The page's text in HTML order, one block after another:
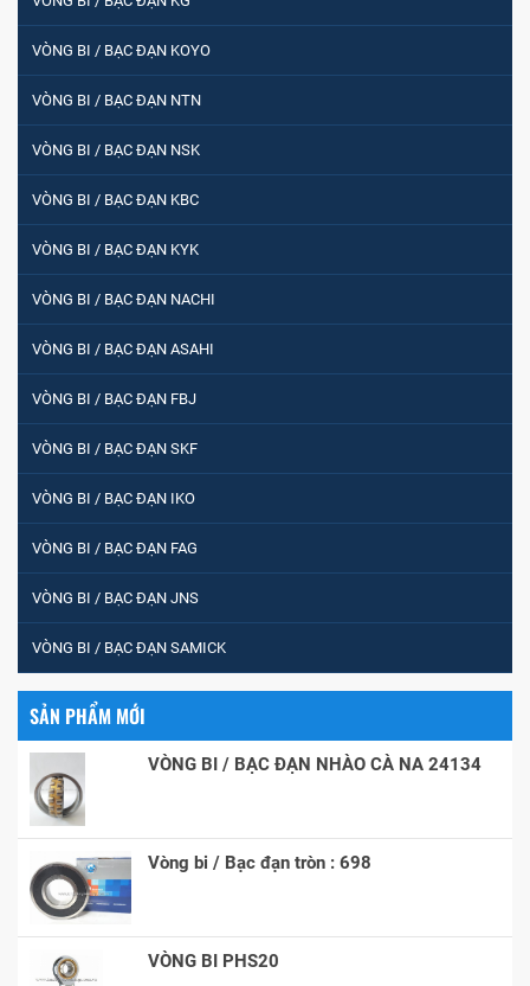
VÒNG BI / BẠC ĐẠN KOYO
VÒNG BI / BẠC ĐẠN NTN
VÒNG BI / BẠC ĐẠN NSK
VÒNG BI / BẠC ĐẠN KBC
VÒNG BI / BẠC ĐẠN KYK
VÒNG BI / BẠC ĐẠN NACHI
VÒNG BI / BẠC ĐẠN ASAHI
VÒNG BI / BẠC ĐẠN FBJ
VÒNG BI / BẠC ĐẠN SKF
VÒNG BI / BẠC ĐẠN IKO
VÒNG BI / BẠC ĐẠN FAG
VÒNG BI / BẠC ĐẠN JNS
VÒNG BI / BẠC ĐẠN SAMICK
SẢN PHẨM MỚI
VÒNG BI / BẠC ĐẠN NHÀO CÀ NA 24134
Vòng bi / Bạc đạn tròn : 698
VÒNG BI PHS20